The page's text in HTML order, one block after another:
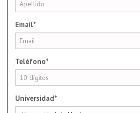
Email*
Teléfono*
Universidad*